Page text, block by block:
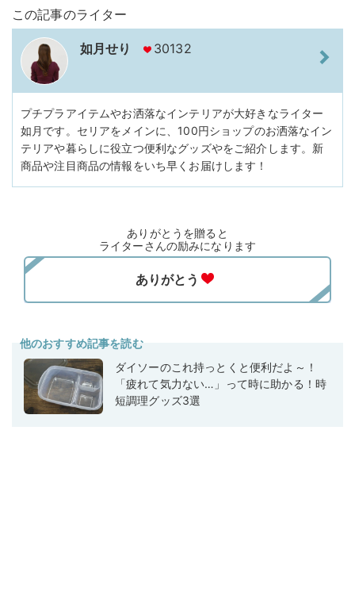
この記事のライター
如月せり 30132
プチプラアイテムやお洒落なインテリアが大好きなライター
如月です。セリアをメインに、100円ショップのお洒落なイン
テリアや暮らしに役立つ便利なグッズやをご紹介します。新
商品や注目商品の情報をいち早くお届けします！
ありがとうを贈ると
ライターさんの励みになります
他のおすすめ記事を読む
ダイソーのこれ持っとくと便利だよ～！
「疲れて気力ない…」って時に助かる！時
短調理グッズ3選